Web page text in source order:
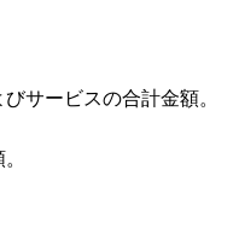
サービスの合計金額。